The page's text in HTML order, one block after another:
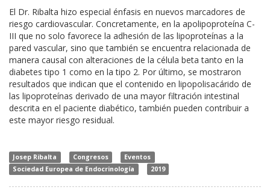
El Dr. Ribalta hizo especial énfasis en nuevos marcadores de
riesgo cardiovascular. Concretamente, en la apolipoproteína C-
III que no solo favorece la adhesión de las lipoproteínas a la
pared vascular, sino que también se encuentra relacionada de
manera causal con alteraciones de la célula beta tanto en la
diabetes tipo 1 como en la tipo 2. Por último, se mostraron
resultados que indican que el contenido en lipopolisacárido de
las lipoproteínas derivado de una mayor filtración intestinal
descrita en el paciente diabético, también pueden contribuir a
este mayor riesgo residual.
Josep Ribalta Congresos
Eventos
Sociedad Europea de Endocrinología
2019